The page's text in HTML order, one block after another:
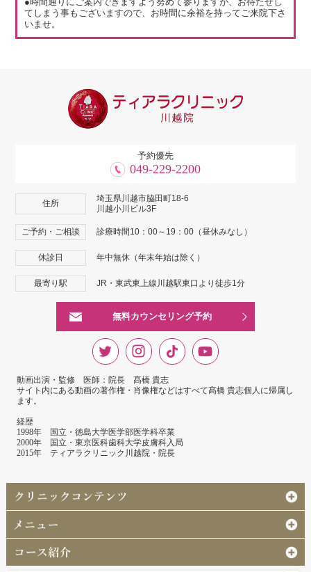
てしまう事もございますので、お時間に余裕を持ってご来院下さ
いませ。
予約優先
049-229-2200
住所
埼玉県川越市脇田町18-6
川越小川ビル3F
ご予約・ご相談 診療時間10：00～19：00（昼休みなし）
休診日 年中無休（年末年始は除く）
最寄り駅 JR・東武東上線川越駅東口より徒歩1分
無料カウンセリング予約
動画出演・監修 医師：院長 髙橋 貴志
サイト内にある動画の著作権・肖像権などはすべて髙橋 貴志個人に帰属し
ます。
経歴
1998年 国立・徳島大学医学部医学科卒業
2000年 国立・東京医科歯科大学皮膚科入局
2015年 ティアラクリニック川越院・院長